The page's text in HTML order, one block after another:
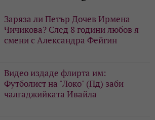
Заряза ли Петър Дочев Ирмена
Чичикова? След 8 години любов я
смени с Александра Фейгин
Видео издаде флирта им:
Футболист на "Локо" (Пд) заби
чалгаджийката Ивайла